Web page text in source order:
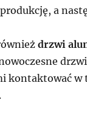
a
drzwi
kontaktować